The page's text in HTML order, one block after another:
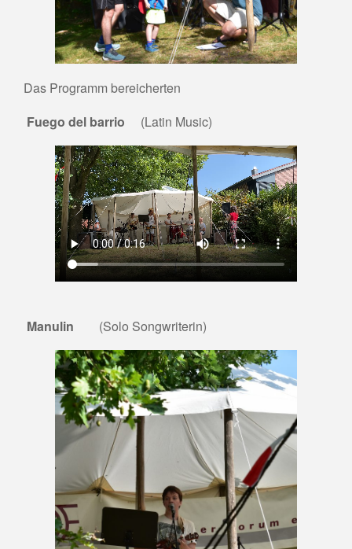
Das Programm bereicherten
Fuego del barrio (Latin Music)
Manulin (Solo Songwriterin)